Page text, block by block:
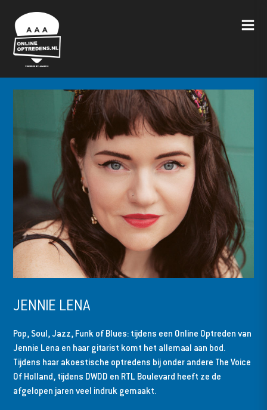
JENNIE LENA
Pop, Soul, Jazz, Funk of Blues: tijdens een Online Optreden van
Jennie Lena en haar gitarist komt het allemaal aan bod.
Tijdens haar akoestische optredens bij onder andere The Voice
Of Holland, tijdens DWDD en RTL Boulevard heeft ze de
afgelopen jaren veel indruk gemaakt.